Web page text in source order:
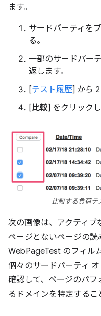
ます。
サードパーティを
る。
一部のサードパー
返します。
[テスト履歴] から
[比較] をクリックし
比較する負荷テ
次の画像は、アクティブ
ページとないページの読
WebPageTest のフィル
個々のサードパーティ
確認して、ページのパ
るドメインを特定するこ